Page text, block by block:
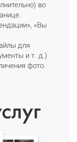
во
«Вы
для
и т. д.)
фото.